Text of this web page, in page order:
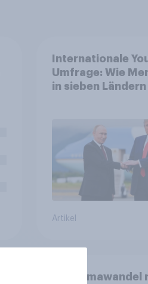
Internationale
Umfrage: Wie
in sieben Ländern
Bedrohungen und
Bündnisse
Artikel
Der